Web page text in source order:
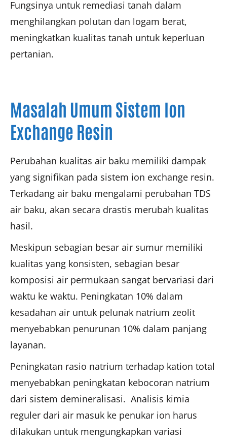
Fungsinya untuk remediasi tanah dalam
menghilangkan polutan dan logam berat,
meningkatkan kualitas tanah untuk keperluan
pertanian.
Masalah Umum Sistem Ion
Exchange Resin
Perubahan kualitas air baku memiliki dampak
yang signifikan pada sistem ion exchange resin.
Terkadang air baku mengalami perubahan TDS
air baku, akan secara drastis merubah kualitas
hasil.
Meskipun sebagian besar air sumur memiliki
kualitas yang konsisten, sebagian besar
komposisi air permukaan sangat bervariasi dari
waktu ke waktu. Peningkatan 10% dalam
kesadahan air untuk pelunak natrium zeolit
menyebabkan penurunan 10% dalam panjang
layanan.
Peningkatan rasio natrium terhadap kation total
menyebabkan peningkatan kebocoran natrium
dari sistem demineralisasi. Analisis kimia
reguler dari air masuk ke penukar ion harus
dilakukan untuk mengungkapkan variasi